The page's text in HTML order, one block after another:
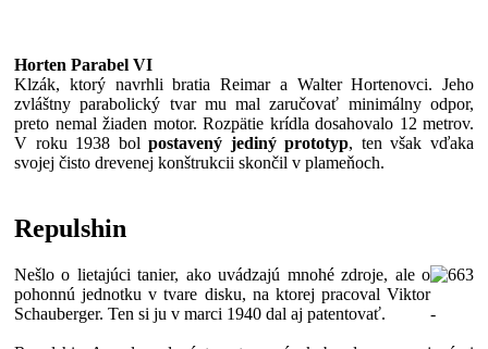
Horten Parabel VI
Klzák, ktorý navrhli bratia Reimar a Walter Hortenovci. Jeho
zvláštny parabolický tvar mu mal zaručovať minimálny odpor,
preto nemal žiaden motor. Rozpätie krídla dosahovalo 12 metrov.
V roku 1938 bolpostavený jediný prototyp, ten však vďaka
svojej čisto drevenej konštrukcii skončil v plameňoch.
Repulshin
-
Nešlo o lietajúci tanier, ako uvádzajú mnohé zdroje, ale o
pohonnú jednotku v tvare disku, na ktorej pracoval Viktor
Schauberger. Ten si ju v marci 1940 dal aj patentovať.